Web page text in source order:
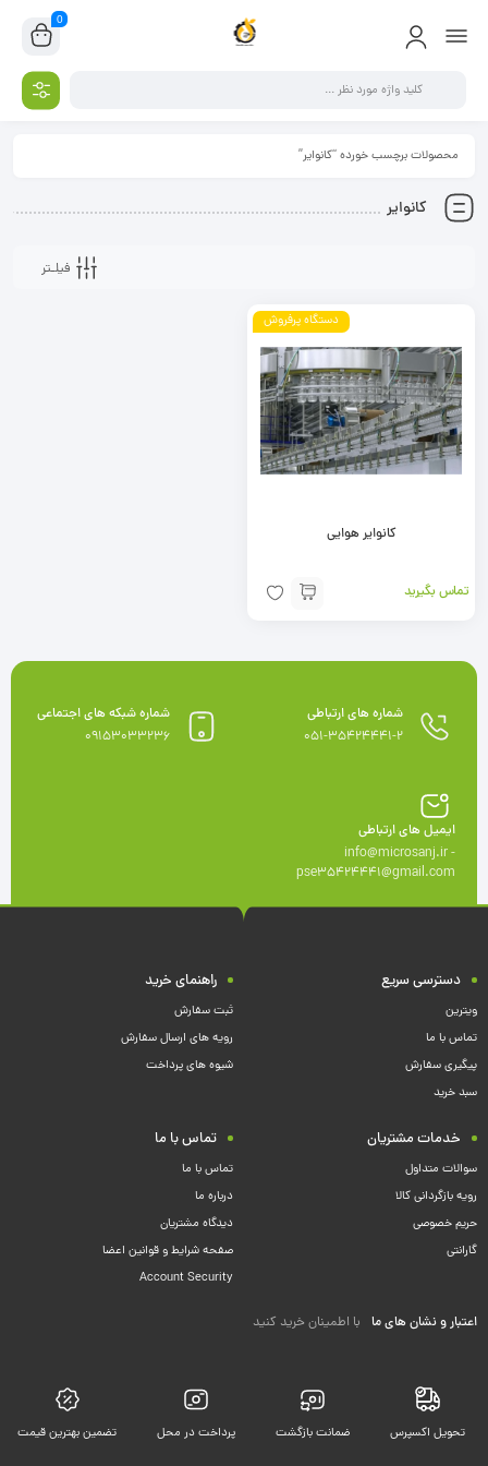
0
محصولات برچسب خورده “کانوایر”
کانوایر
فیلـتر
دستگاه پرفروش
کانوایر هوایی
تماس بگیرید
شماره های ارتباطی
051-35424441-2
شماره شبکه های اجتماعی
09153033236
ایمیل های ارتباطی
info@microsanj.ir -
pse35424441@gmail.com
دسترسی سریع
ویترین
تماس با ما
پیگیری سفارش
سبد خرید
راهنمای خرید
ثبت سفارش
رویه های ارسال سفارش
شیوه های پرداخت
خدمات مشتریان
سوالات متداول
رویه بازگردانی کالا
حریم خصوصی
گارانتی
تماس با ما
تماس با ما
درباره ما
دیدگاه مشتریان
صفحه شرایط و قوانین اعضا
Account Security
اعتبار و نشان های ما با اطمینان خرید کنید
تحویل اکسپرس ضمانت بازگشت پرداخت در محل تضمین بهترین قیمت